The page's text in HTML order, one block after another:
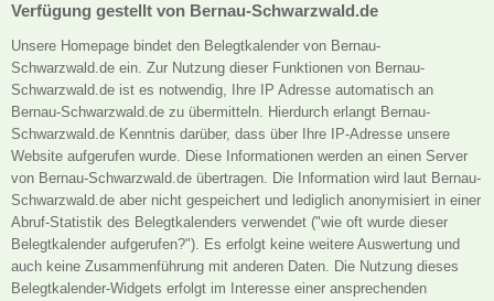
Verfügung gestellt von Bernau-Schwarzwald.de
Unsere Homepage bindet den Belegtkalender von Bernau-
Schwarzwald.de ein. Zur Nutzung dieser Funktionen von Bernau-
Schwarzwald.de ist es notwendig, Ihre IP Adresse automatisch an
Bernau-Schwarzwald.de zu übermitteln. Hierdurch erlangt Bernau-
Schwarzwald.de Kenntnis darüber, dass über Ihre IP-Adresse unsere
Website aufgerufen wurde. Diese Informationen werden an einen Server
von Bernau-Schwarzwald.de übertragen. Die Information wird laut Bernau-
Schwarzwald.de aber nicht gespeichert und lediglich anonymisiert in einer
Abruf-Statistik des Belegtkalenders verwendet ("wie oft wurde dieser
Belegtkalender aufgerufen?"). Es erfolgt keine weitere Auswertung und
auch keine Zusammenführung mit anderen Daten. Die Nutzung dieses
Belegtkalender-Widgets erfolgt im Interesse einer ansprechenden